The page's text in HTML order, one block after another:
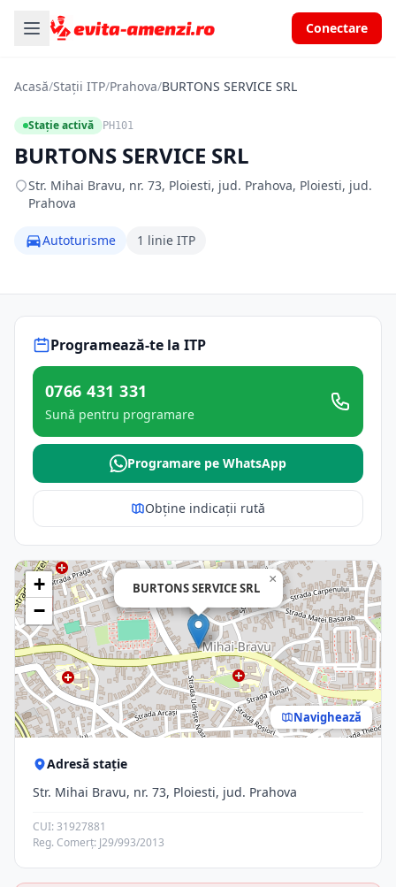
Conectare
Acasă/Stații ITP/Prahova/BURTONS SERVICE SRL
Stație activă PH101
BURTONS SERVICE SRL
Str. Mihai Bravu, nr. 73, Ploiesti, jud. Prahova, Ploiesti, jud.
Prahova
Autoturisme 1 linie ITP
Programează-te la ITP
0766 431 331
Sună pentru programare
Programare pe WhatsApp
Obține indicații rută
BURTONS SERVICE SRL
×
+
−
Navighează
Adresă stație
Str. Mihai Bravu, nr. 73, Ploiesti, jud. Prahova
CUI: 31927881
Reg. Comerț: J29/993/2013